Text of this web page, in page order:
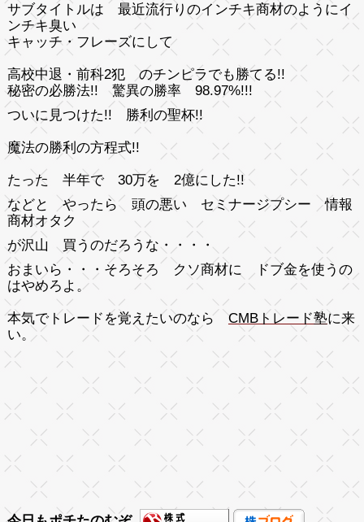
サブタイトルは 最近流行りのインチキ商材のようにイ
ンチキ臭い
キャッチ・フレーズにして
高校中退・前科2犯 のチンピラでも勝てる!!
秘密の必勝法!! 驚異の勝率 98.97%!!!
ついに見つけた!! 勝利の聖杯!!
魔法の勝利の方程式!!
たった 半年で 30万を 2億にした!!
などと やったら 頭の悪い セミナージプシー 情報
商材オタク
が沢山 買うのだろうな・・・・
おまいら・・・そろそろ クソ商材に ドブ金を使うの
はやめろよ。
本気でトレードを覚えたいのならCMBトレード塾に来
い。